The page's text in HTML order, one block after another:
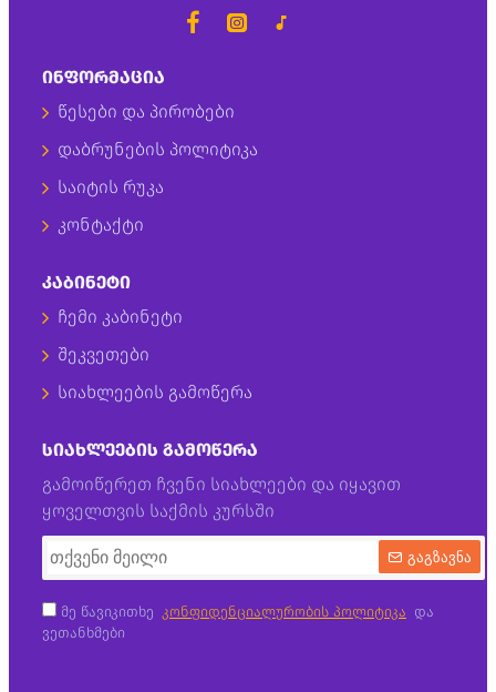
ᲘᲜᲤᲝᲠᲛᲐᲪᲘᲐ
წესები და პირობები
დაბრუნების პოლიტიკა
საიტის რუკა
კონტაქტი
ᲙᲐᲑᲘᲜᲔᲢᲘ
ჩემი კაბინეტი
შეკვეთები
სიახლეების გამოწერა
ᲡᲘᲐᲮᲚᲔᲔᲑᲘᲡ ᲒᲐᲛᲝᲬᲔᲠᲐ
გამოიწერეთ ჩვენი სიახლეები და იყავით
ყოველთვის საქმის კურსში
გაგზავნა
მე წავიკითხე კონფიდენციალურობის პოლიტიკა და
ვეთანხმები